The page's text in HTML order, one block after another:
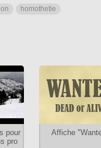
homothetie
pour
pro
Affiche